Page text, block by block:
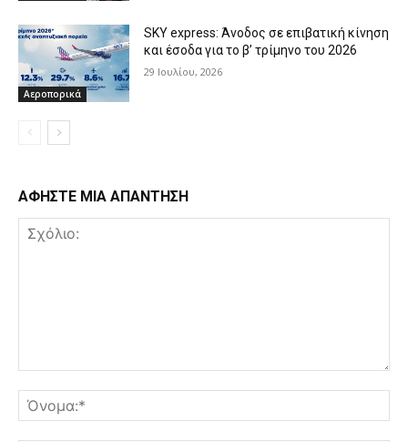
Αεροπορικά
SKY express: Άνοδος σε επιβατική κίνηση
και έσοδα για το β’ τρίμηνο του 2026
29 Ιουλίου, 2026
ΑΦΗΣΤΕ ΜΙΑ ΑΠΑΝΤΗΣΗ